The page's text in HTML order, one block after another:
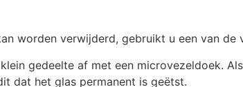
worden verwijderd, gebruikt u een van de
gedeelte af met een microvezeldoek.
dat het glas permanent is geëtst.